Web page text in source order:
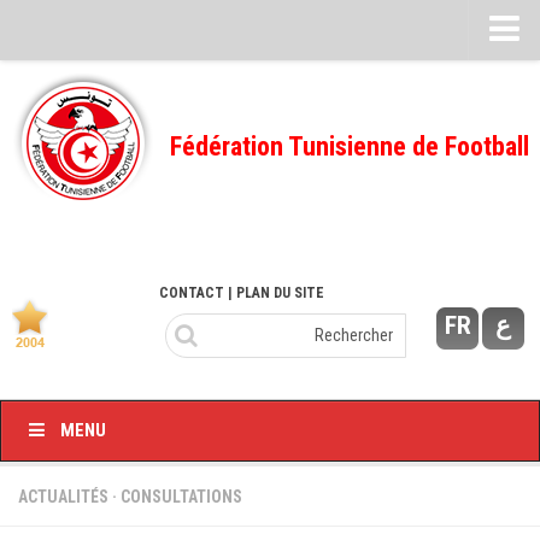
Feuille de match
FMI – 2022/2023
Ligue I – 2022/2023
Ligue I – 2020/2021
Ligue I – 2019/2020
Feuilles de match 2018/2019
Fédération Tunisienne de Football
FR ع
CONTACT | PLAN DU SITE
MENU
ACTUALITÉS · CONSULTATIONS